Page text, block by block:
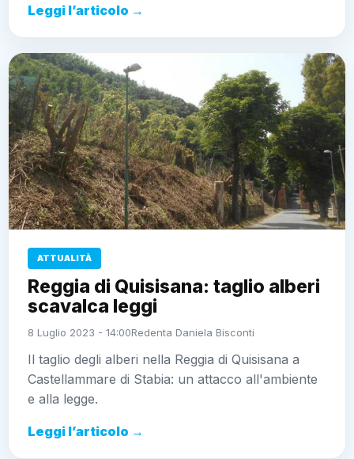
Leggi l’articolo →
ATTUALITÀ
Reggia di Quisisana: taglio alberi
scavalca leggi
8 Luglio 2023 - 14:00Redenta Daniela Bisconti
Il taglio degli alberi nella Reggia di Quisisana a
Castellammare di Stabia: un attacco all'ambiente
e alla legge.
Leggi l’articolo →